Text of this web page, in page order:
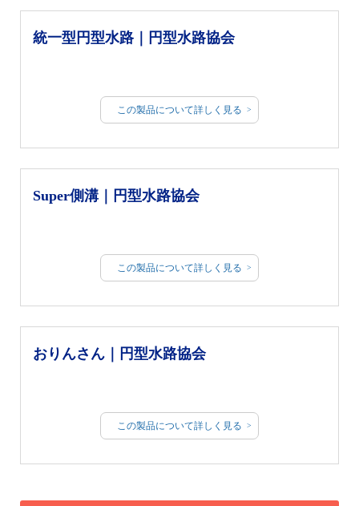
統一型円型水路｜円型水路協会
この製品について詳しく見る
Super側溝｜円型水路協会
この製品について詳しく見る
おりんさん｜円型水路協会
この製品について詳しく見る